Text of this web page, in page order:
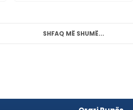
SHFAQ MË SHUMË...